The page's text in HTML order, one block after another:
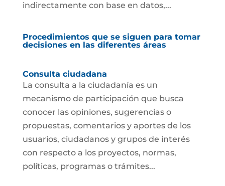
indirectamente con base en datos,...
Procedimientos que se siguen para tomar
decisiones en las diferentes áreas
Consulta ciudadana
La consulta a la ciudadanía es un
mecanismo de participación que busca
conocer las opiniones, sugerencias o
propuestas, comentarios y aportes de los
usuarios, ciudadanos y grupos de interés
con respecto a los proyectos, normas,
políticas, programas o trámites...